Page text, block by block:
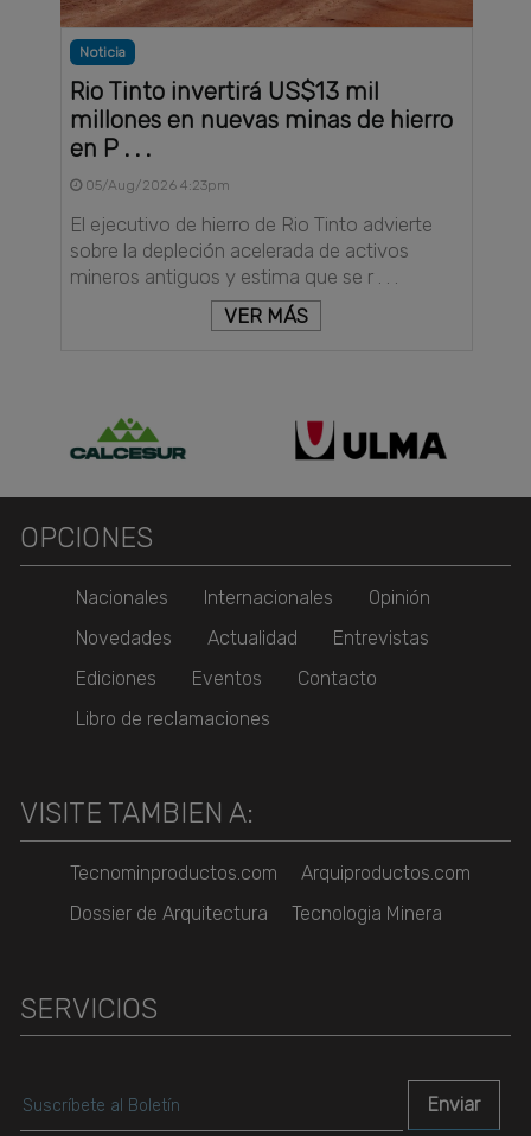
Noticia
Rio Tinto invertirá US$13 mil
millones en nuevas minas de hierro
en P . . .
05/Aug/2026 4:23pm
El ejecutivo de hierro de Rio Tinto advierte
sobre la depleción acelerada de activos
mineros antiguos y estima que se r . . .
VER MÁS
OPCIONES
Nacionales Internacionales
Opinión
Novedades
Actualidad
Entrevistas
Ediciones
Eventos
Contacto
Libro de reclamaciones
VISITE TAMBIEN A:
Tecnominproductos.com
Arquiproductos.com
Dossier de Arquitectura
Tecnologia Minera
SERVICIOS